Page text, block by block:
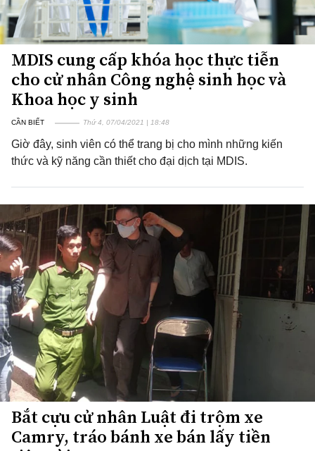
MDIS cung cấp khóa học thực tiễn
cho cử nhân Công nghệ sinh học và
Khoa học y sinh
CẦN BIẾT Thứ 4, 07/04/2021 | 18:48
Giờ đây, sinh viên có thể trang bị cho mình những kiến
thức và kỹ năng cần thiết cho đại dịch tại MDIS.
Bắt cựu cử nhân Luật đi trộm xe
Camry, tráo bánh xe bán lấy tiền